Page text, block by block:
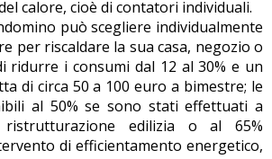
calore, cioè di contatori individuali.
può scegliere individualmente
per riscaldare la sua casa, negozio o
ridurre i consumi dal 12 al 30% e un
di circa 50 a 100 euro a bimestre; le
al 50% se sono stati effettuati a
edilizia o al 65%
di efficientamento energetico,